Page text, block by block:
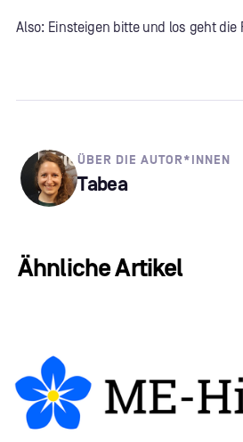
Also: Einsteigen bitte und los geht die
ÜBER DIE AUTOR*INNEN
Tabea
Ähnliche Artikel